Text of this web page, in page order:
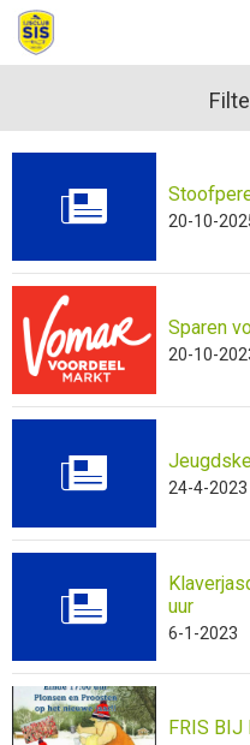
Home Zoeken
20-10-
Sparen
20-10-
24-4-2023
uur
6-1-2023
FRIS BIJ